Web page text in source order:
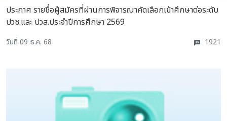
ประกาศ รายชื่อผู้สมัครที่ผ่านการพิจารณาคัดเลือกเข้าศึกษาต่อระดับ
ปวช.และ ปวส.ประจำปีการศึกษา 2569
วันที่ 09 ธ.ค. 68 1921